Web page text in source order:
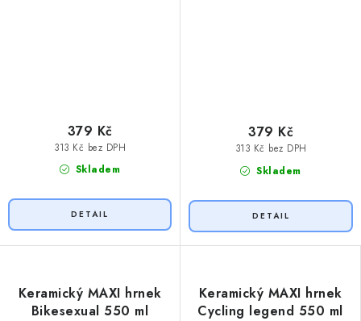
Skladem
313 Kč bez DPH
379 Kč
Skladem
313 Kč bez DPH
379 Kč
Keramický MAXI hrnek
Bikesexual 550 ml
Keramický MAXI hrnek
Cycling legend 550 ml